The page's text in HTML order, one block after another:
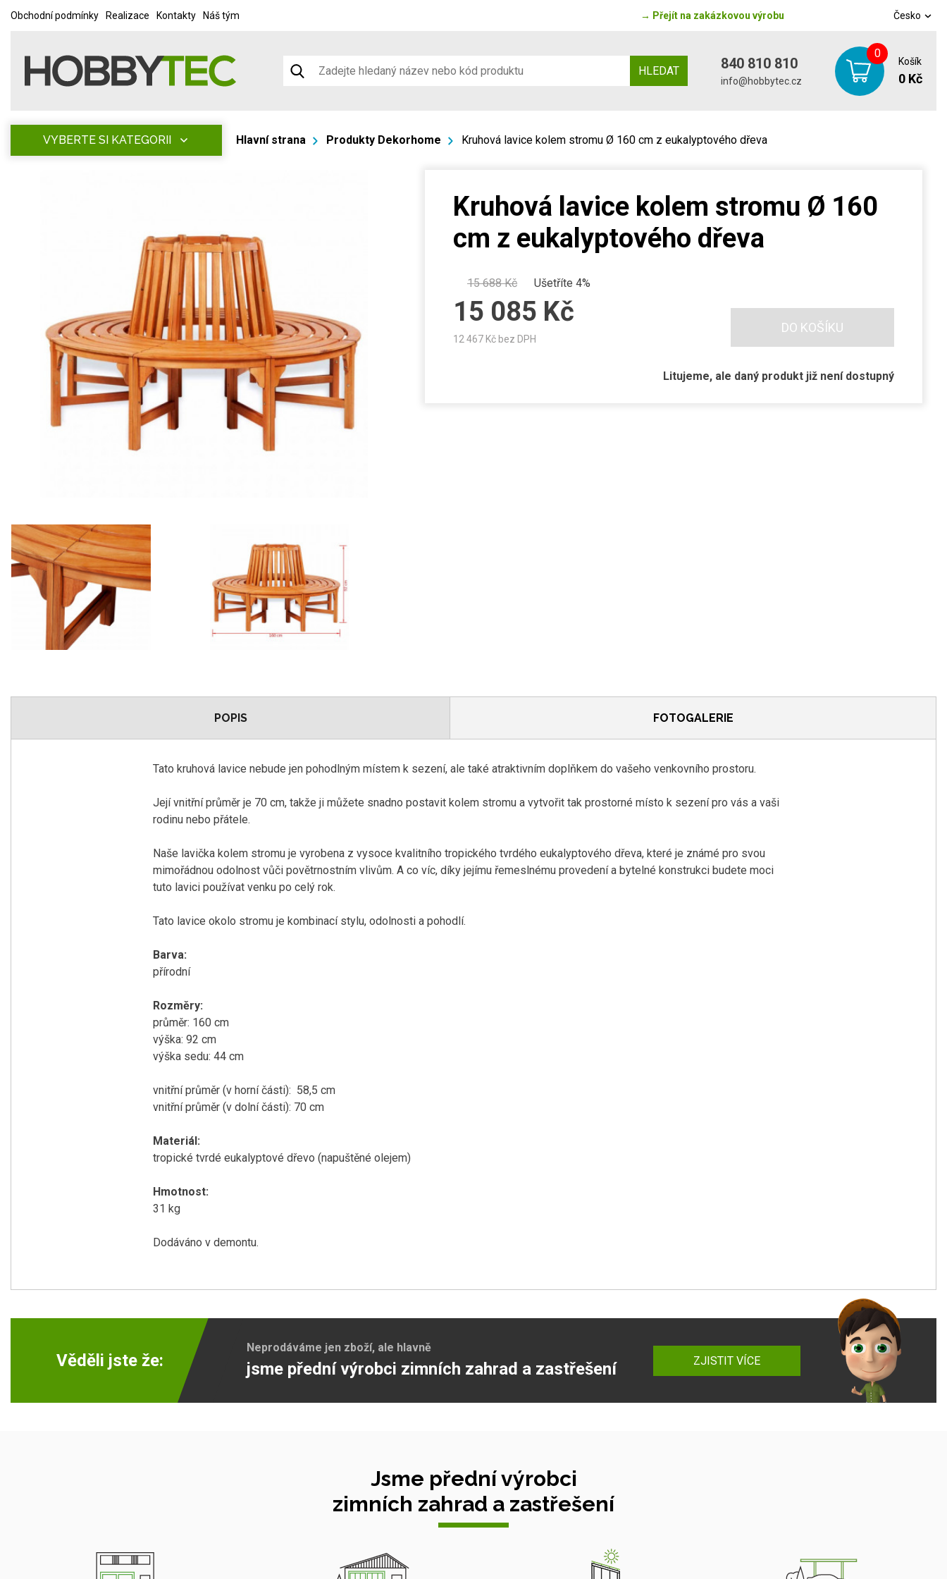
Obchodní podmínky Realizace Kontakty Náš tým → Přejít na zakázkovou výrobu Česko
HLEDAT 840 810 810
info@hobbytec.cz
0
Košík
0 Kč
VYBERTE SI KATEGORII Hlavní strana Produkty Dekorhome Kruhová lavice kolem stromu Ø 160 cm z eukalyptového dřeva
Kruhová lavice kolem stromu Ø 160
cm z eukalyptového dřeva
15 688Kč Ušetříte 4%
15 085 Kč
12 467 Kč bez DPH
DO KOŠÍKU
Litujeme, ale daný produkt již není dostupný
POPIS FOTOGALERIE
Tato kruhová lavice nebude jen pohodlným místem k sezení, ale také atraktivním doplňkem do vašeho venkovního prostoru.
Její vnitřní průměr je 70 cm, takže ji můžete snadno postavit kolem stromu a vytvořit tak prostorné místo k sezení pro vás a vaši
rodinu nebo přátele.
Naše lavička kolem stromu je vyrobena z vysoce kvalitního tropického tvrdého eukalyptového dřeva, které je známé pro svou
mimořádnou odolnost vůči povětrnostním vlivům. A co víc, díky jejímu řemeslnému provedení a bytelné konstrukci budete moci
tuto lavici používat venku po celý rok.
Tato lavice okolo stromu je kombinací stylu, odolnosti a pohodlí.
Barva:
přírodní
Rozměry:
průměr: 160 cm
výška: 92 cm
výška sedu: 44 cm
vnitřní průměr (v horní části): 58,5 cm
vnitřní průměr (v dolní části): 70 cm
Materiál:
tropické tvrdé eukalyptové dřevo (napuštěné olejem)
Hmotnost:
31 kg
Dodáváno v demontu.
Věděli jste že:
Neprodáváme jen zboží, ale hlavně
jsme přední výrobci zimních zahrad a zastřešení ZJISTIT VÍCE
Jsme přední výrobci
zimních zahrad a zastřešení